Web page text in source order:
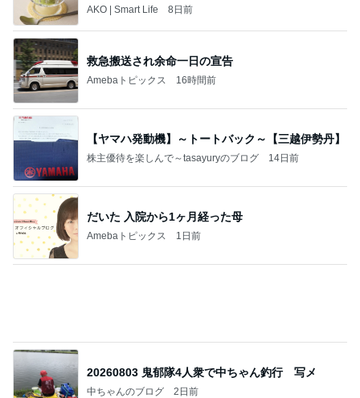
トレ
AKO | Smart Life 8日前
救急搬送され余命一日の宣告
Amebaトピックス 16時間前
【ヤマハ発動機】～トートバック～【三越伊勢丹】
株主優待を楽しんで～tasayuryのブログ 14日前
だいた 入院から1ヶ月経った母
Amebaトピックス 1日前
20260803 鬼郁隊4人衆で中ちゃん釣行 写メ
中ちゃんのブログ 2日前